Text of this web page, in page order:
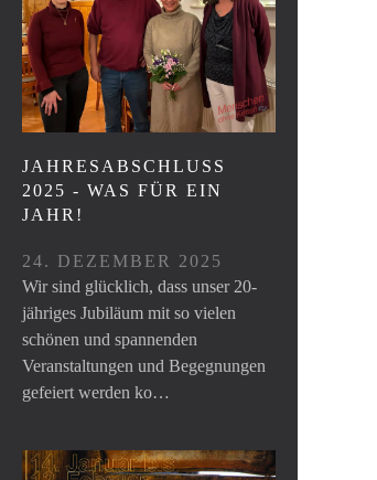
JAHRESABSCHLUSS
2025 - WAS FÜR EIN
JAHR!
24. DEZEMBER 2025
Wir sind glücklich, dass unser 20-
jähriges Jubiläum mit so vielen
schönen und spannenden
Veranstaltungen und Begegnungen
gefeiert werden ko…